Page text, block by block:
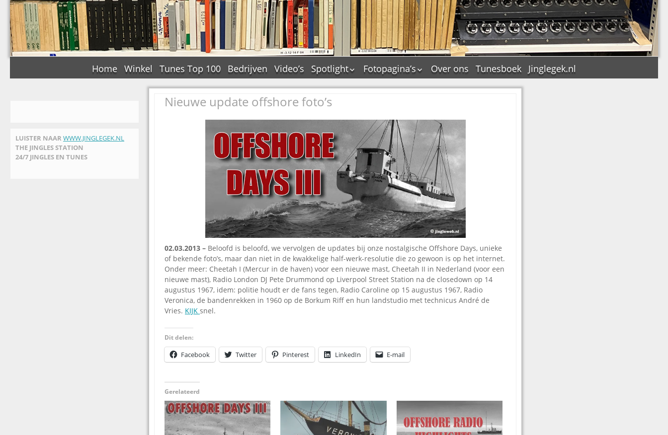
Home Winkel Tunes Top 100 Bedrijven Video’s
Spotlight
De Tourflitsjingle –
wie zijn de makers?
Jingledemo’s en hun
tags
Dallas jingle city
De Tourtune
Ferry Maat 65
Ferry Maat interview
Jingle Awards
Jingle NIEUW
Omroepbanden
Stoomfluit Klaas
Vaak
Uitvinding
jinglecassette
Fotopagina’s
JAM in pictures
Pepper & Tanner in
pictures
Top Format in
pictures
Dik Voormekaar in
foto’s
Over ons Tunesboek Jinglegek.nl
LUISTER NAAR WWW.JINGLEGEK.NL
THE JINGLES STATION
24/7 JINGLES EN TUNES
Nieuwe update offshore foto’s
02.03.2013 – Beloofd is beloofd, we vervolgen de updates bij onze nostalgische Offshore Days, unieke
of bekende foto’s, maar dan niet in de kwakkelige half-werk-resolutie die zo gewoon is op het internet.
Onder meer: Cheetah I (Mercur in de haven) voor een nieuwe mast, Cheetah II in Nederland (voor een
nieuwe mast), Radio London DJ Pete Drummond op Liverpool Street Station na de closedown op 14
augustus 1967, idem: politie houdt er de fans tegen, Radio Caroline op 15 augustus 1967, Radio
Veronica, de bandenrekken in 1960 op de Borkum Riff en hun landstudio met technicus André de
Vries. KIJK snel.
Dit delen:
Facebook Twitter Pinterest LinkedIn E-mail
Gerelateerd